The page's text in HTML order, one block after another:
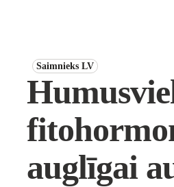
Saimnieks LV
auglīgai